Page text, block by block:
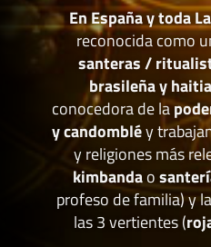
En España y toda
reconocida como
santeras /
brasileña y
conocedora de la
y candombléy
y religiones más
kimbandao
profeso de familia) y la
las 3 vertientes (